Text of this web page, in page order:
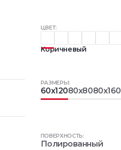
ЦВЕТ:
Коричневый
РАЗМЕРЫ:
60x12080x8080x160
ПОВЕРХНОСТЬ:
Полированный